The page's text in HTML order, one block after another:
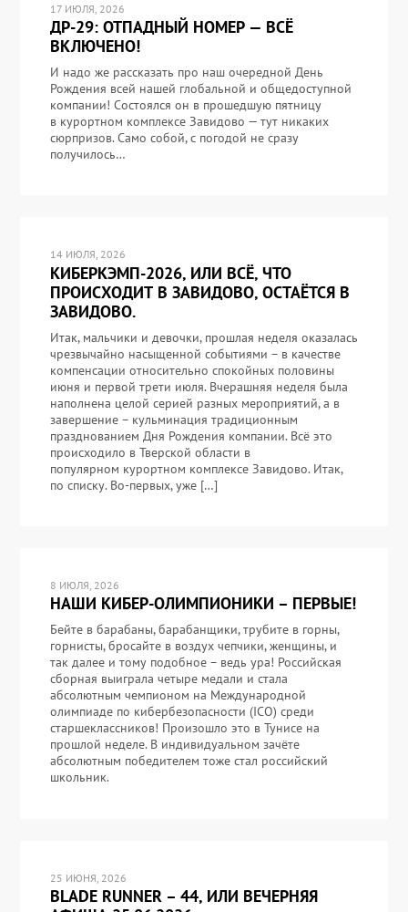
17 ИЮЛЯ, 2026
ДР-29: ОТПАДНЫЙ НОМЕР — ВСЁ
ВКЛЮЧЕНО!
И надо же рассказать про наш очередной День
Рождения всей нашей глобальной и общедоступной
компании! Состоялся он в прошедшую пятницу
в курортном комплексе Завидово — тут никаких
сюрпризов. Само собой, с погодой не сразу
получилось…
14 ИЮЛЯ, 2026
КИБЕРКЭМП-2026, ИЛИ ВСЁ, ЧТО
ПРОИСХОДИТ В ЗАВИДОВО, ОСТАЁТСЯ В
ЗАВИДОВО.
Итак, мальчики и девочки, прошлая неделя оказалась
чрезвычайно насыщенной событиями – в качестве
компенсации относительно спокойных половины
июня и первой трети июля. Вчерашняя неделя была
наполнена целой серией разных мероприятий, а в
завершение – кульминация традиционным
празднованием Дня Рождения компании. Всё это
происходило в Тверской области в
популярном курортном комплексе Завидово. Итак,
по списку. Во-первых, уже […]
8 ИЮЛЯ, 2026
НАШИ КИБЕР-ОЛИМПИОНИКИ – ПЕРВЫЕ!
Бейте в барабаны, барабанщики, трубите в горны,
горнисты, бросайте в воздух чепчики, женщины, и
так далее и тому подобное – ведь ура! Российская
сборная выиграла четыре медали и стала
абсолютным чемпионом на Международной
олимпиаде по кибербезопасности (ICO) среди
старшеклассников! Произошло это в Тунисе на
прошлой неделе. В индивидуальном зачёте
абсолютным победителем тоже стал российский
школьник.
25 ИЮНЯ, 2026
BLADE RUNNER – 44, ИЛИ ВЕЧЕРНЯЯ